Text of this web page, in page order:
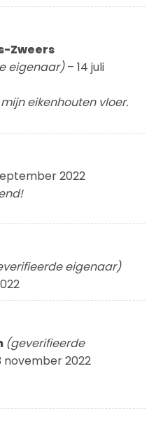
Zweers
eigenaar) – 14 juli
eikenhouten vloer.
2022
eigenaar)
(geverifieerde
november 2022